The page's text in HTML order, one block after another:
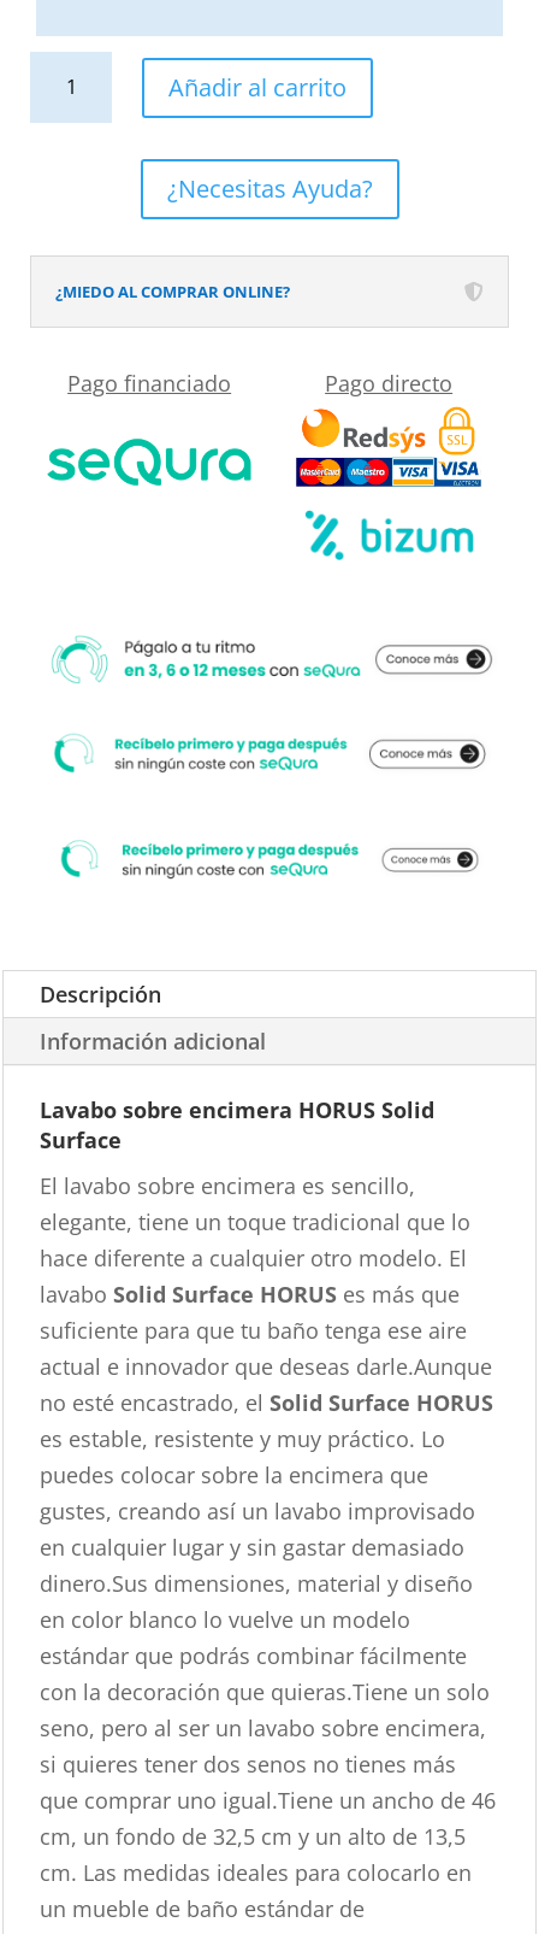
Surface
Grafito
RAL
cantidad
Añadir al carrito
¿Necesitas Ayuda?
¿MIEDO AL COMPRAR ONLINE?
Pago financiado Pago directo
Descripción
Información adicional
Lavabo sobre encimera HORUS Solid
Surface
El lavabo sobre encimera es sencillo,
elegante, tiene un toque tradicional que lo
hace diferente a cualquier otro modelo. El
lavaboSolid Surface HORUS es más que
suficiente para que tu baño tenga ese aire
actual e innovador que deseas darle.Aunque
no esté encastrado, elSolid Surface HORUS
es estable, resistente y muy práctico. Lo
puedes colocar sobre la encimera que
gustes, creando así un lavabo improvisado
en cualquier lugar y sin gastar demasiado
dinero.Sus dimensiones, material y diseño
en color blanco lo vuelve un modelo
estándar que podrás combinar fácilmente
con la decoración que quieras.Tiene un solo
seno, pero al ser un lavabo sobre encimera,
si quieres tener dos senos no tienes más
que comprar uno igual.Tiene un ancho de 46
cm, un fondo de 32,5 cm y un alto de 13,5
cm. Las medidas ideales para colocarlo en
un mueble de baño estándar de